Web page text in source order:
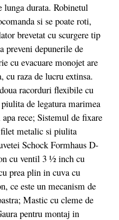
durata. Robinetul
si se poate roti,
brevetat cu scurgere tip
preveni depunerile de
cu evacuare monojet are
cu raza de lucru extinsa.
racorduri flexibile cu
de legatura marimea
rece; Sistemul de fixare
metalic si piulita
Schock Formhaus D-
cu ventil 3 ½ inch cu
prea plin in cuva cu
ce este un mecanism de
Mastic cu cleme de
pentru montaj in